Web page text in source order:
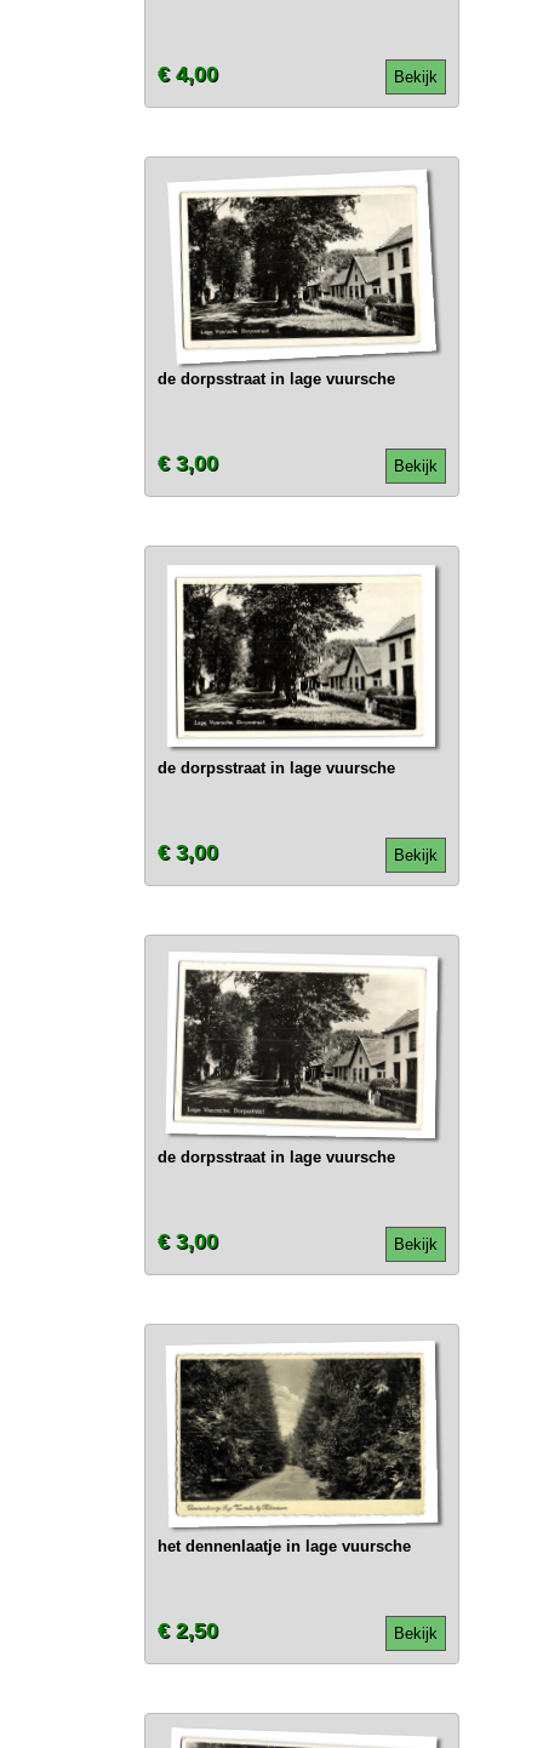
Bekijk
€ 4,00
de dorpsstraat in lage vuursche
Bekijk
€ 3,00
de dorpsstraat in lage vuursche
Bekijk
€ 3,00
de dorpsstraat in lage vuursche
Bekijk
€ 3,00
het dennenlaatje in lage vuursche
Bekijk
€ 2,50